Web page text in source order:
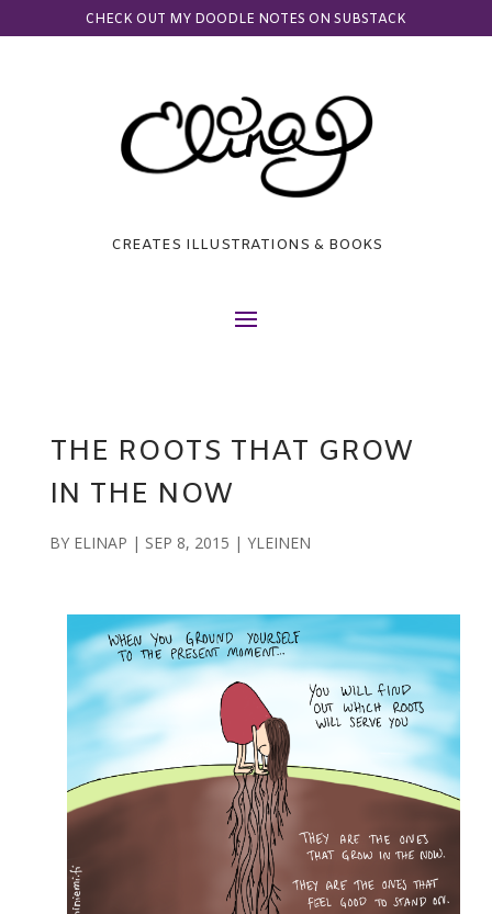
CHECK OUT MY DOODLE NOTES ON SUBSTACK
CREATES ILLUSTRATIONS & BOOKS
THE ROOTS THAT GROW
IN THE NOW
BY ELINAP | SEP 8, 2015 | YLEINEN